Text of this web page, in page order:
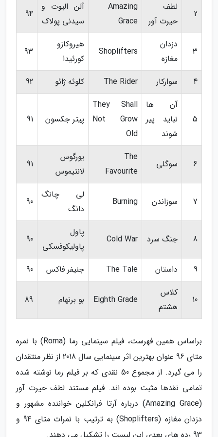
2
لطف
حیرت آور
Amazing
Grace
آلن الیوت و
سیدنی پولاک
94
3
دزدان
مغازه
Shoplifters
هیروکازو
کورئیدا
93
4 سوارکار The Rider کلوئه ژائو 92
5
آن ها
نباید پیر
شوند
They Shall
Not Grow
Old
پیتر جکسون 91
6 سوگلی
The
Favourite
یورگوس
لانتیموس
91
7 سوزاندن Burning
لی چانگ
دانگ
90
8 جنگ سرد Cold War
پاول
پاولیکوفسکی
90
9 داستان The Tale جنیفر فاکس 90
10
کلاس
هشتم
Eighth Grade بو برنهام 89
براساس همین فهرست، فیلم سینمایی رما (Roma) با نمره
متای 96 عنوان بهترین اثر سینمایی سال 2018 از نظر منتقدان
را می گیرد. از مجموع 50 نقدی که بر فیلم رما نوشته شده
تمامی نقدها مثبت بوده اند. فیلم مستند لطف حیرت آور
(Amazing Grace) درباره آرتا فرانکلین خواننده مشهور و
دزدان مغازه (Shoplifters) به ترتیب با نمرات متای 94 و